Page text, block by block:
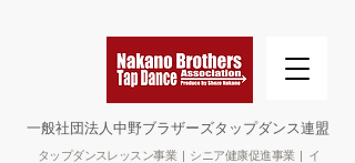
タップダンスレッスン事業 | シニア健康促進事業 | イ
​一般社団法人中野ブラザーズタップダンス連盟